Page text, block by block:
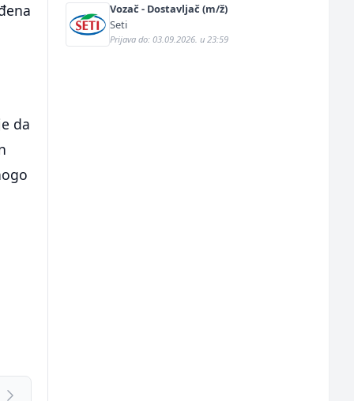
da
Vozač - Dostavljač (m/ž)
Seti
Prijava do: 03.09.2026. u 23:59